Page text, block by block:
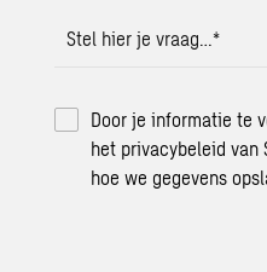
Stel hier je vraag…*
Door je informatie te
het privacybeleid van
hoe we gegevens